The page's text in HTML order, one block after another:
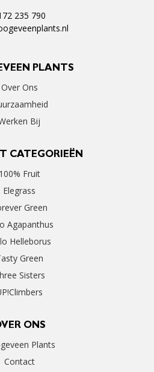
235 790
PLANTS
Over Ons
Bij
CATEGORIEËN
100% Fruit
Elegrass
Green
Agapanthus
Helleborus
Green
Sisters
ONS
Plants
Contact